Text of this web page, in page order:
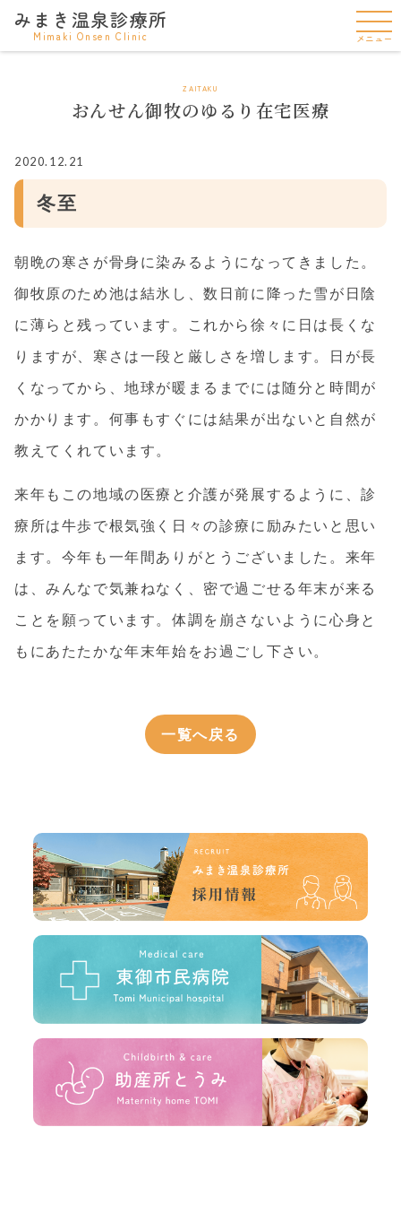
みまき温泉診療所
Mimaki Onsen Clinic メニュー
ZAITAKU
おんせん御牧のゆるり在宅医療
2020.12.21
冬至
朝晩の寒さが骨身に染みるようになってきました。
御牧原のため池は結氷し、数日前に降った雪が日陰
に薄らと残っています。これから徐々に日は長くな
りますが、寒さは一段と厳しさを増します。日が長
くなってから、地球が暖まるまでには随分と時間が
かかります。何事もすぐには結果が出ないと自然が
教えてくれています。
来年もこの地域の医療と介護が発展するように、診
療所は牛歩で根気強く日々の診療に励みたいと思い
ます。今年も一年間ありがとうございました。来年
は、みんなで気兼ねなく、密で過ごせる年末が来る
ことを願っています。体調を崩さないように心身と
もにあたたかな年末年始をお過ごし下さい。
一覧へ戻る